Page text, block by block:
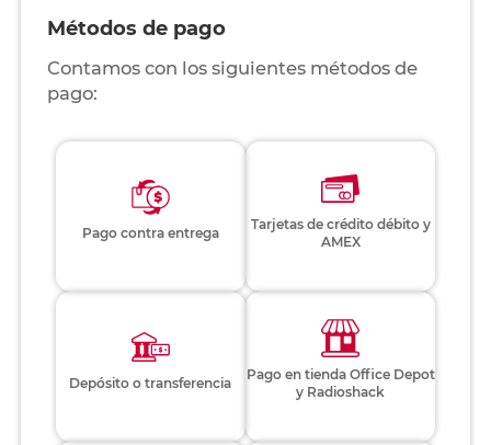
Métodos de pago
Contamos con los siguientes métodos de
pago:
Pago contra entrega
Tarjetas de crédito débito y
AMEX
Depósito o transferencia
Pago en tienda Office Depot
y Radioshack